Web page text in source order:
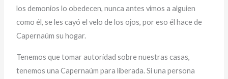
los demonios lo obedecen, nunca antes vimos a alguien
como él, se les cayó el velo de los ojos, por eso él hace de
Capernaúm su hogar.
Tenemos que tomar autoridad sobre nuestras casas,
tenemos una Capernaúm para liberada. Si una persona